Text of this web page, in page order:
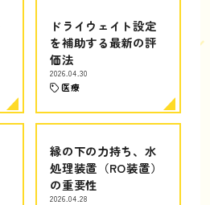
ドライウェイト設定
を補助する最新の評
価法
2026.04.30
医療
縁の下の力持ち、水
処理装置（RO装置）
の重要性
2026.04.28